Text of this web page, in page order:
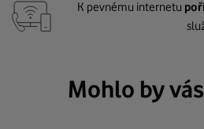
K pevnému internetu
Mohlo by